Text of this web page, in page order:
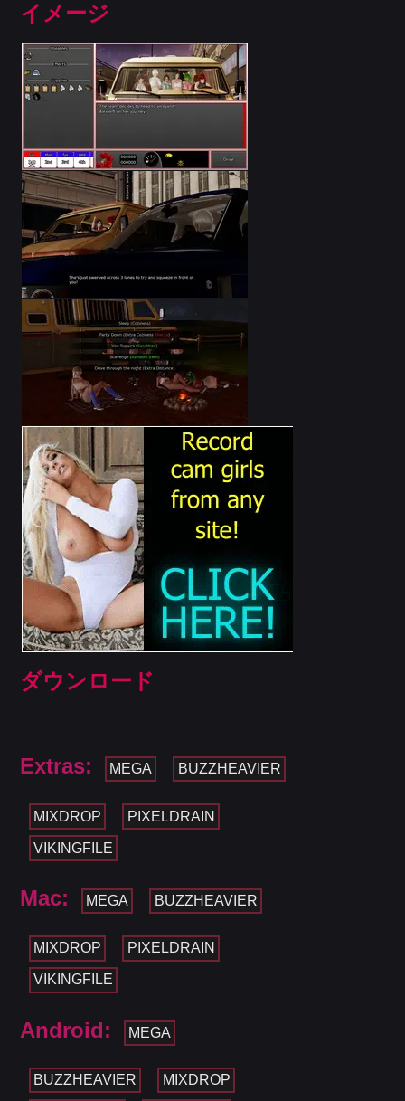
イメージ
ダウンロード
Extras: MEGA BUZZHEAVIER
MIXDROP PIXELDRAIN
VIKINGFILE
Mac: MEGA BUZZHEAVIER
MIXDROP PIXELDRAIN
VIKINGFILE
Android: MEGA
BUZZHEAVIER MIXDROP